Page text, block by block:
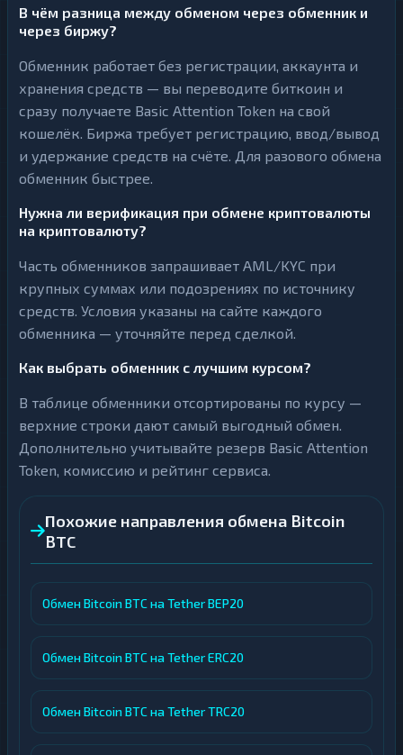
В чём разница между обменом через обменник и
через биржу?
Обменник работает без регистрации, аккаунта и
хранения средств — вы переводите биткоин и
сразу получаете Basic Attention Token на свой
кошелёк. Биржа требует регистрацию, ввод/вывод
и удержание средств на счёте. Для разового обмена
обменник быстрее.
Нужна ли верификация при обмене криптовалюты
на криптовалюту?
Часть обменников запрашивает AML/KYC при
крупных суммах или подозрениях по источнику
средств. Условия указаны на сайте каждого
обменника — уточняйте перед сделкой.
Как выбрать обменник с лучшим курсом?
В таблице обменники отсортированы по курсу —
верхние строки дают самый выгодный обмен.
Дополнительно учитывайте резерв Basic Attention
Token, комиссию и рейтинг сервиса.
Похожие направления обмена Bitcoin
BTC
Обмен Bitcoin BTC на Tether BEP20
Обмен Bitcoin BTC на Tether ERC20
Обмен Bitcoin BTC на Tether TRC20